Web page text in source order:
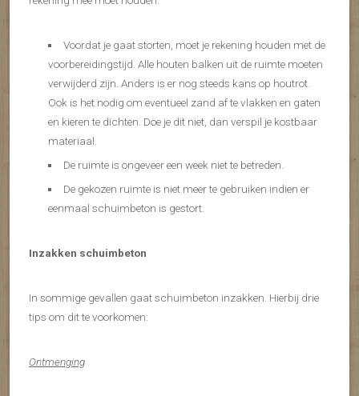
Voordat je gaat storten, moet je rekening houden met de
voorbereidingstijd. Alle houten balken uit de ruimte moeten
verwijderd zijn. Anders is er nog steeds kans op houtrot.
Ook is het nodig om eventueel zand af te vlakken en gaten
en kieren te dichten. Doe je dit niet, dan verspil je kostbaar
materiaal.
De ruimte is ongeveer een week niet te betreden.
De gekozen ruimte is niet meer te gebruiken indien er
eenmaal schuimbeton is gestort.
Inzakken schuimbeton
In sommige gevallen gaat schuimbeton inzakken. Hierbij drie
tips om dit te voorkomen:
Ontmenging